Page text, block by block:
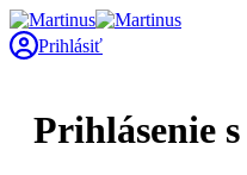
Prihlásiť
Prihlásenie s